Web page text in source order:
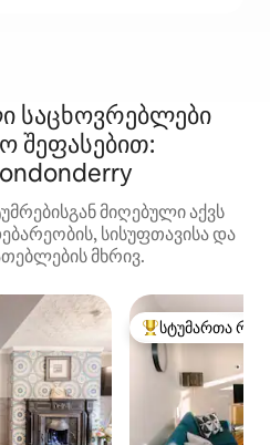
საცხოვრებლები
შეფასებით:
მიღებული აქვს
სისუფთავისა და
მხრივ.
ვარიანტი სტუმართა
სტუმართა